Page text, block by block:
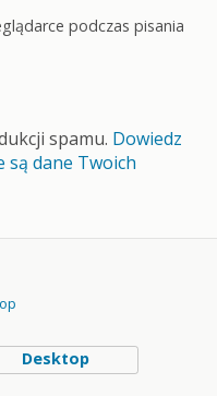
podczas pisania
spamu. Dowiedz
są dane Twoich
Desktop